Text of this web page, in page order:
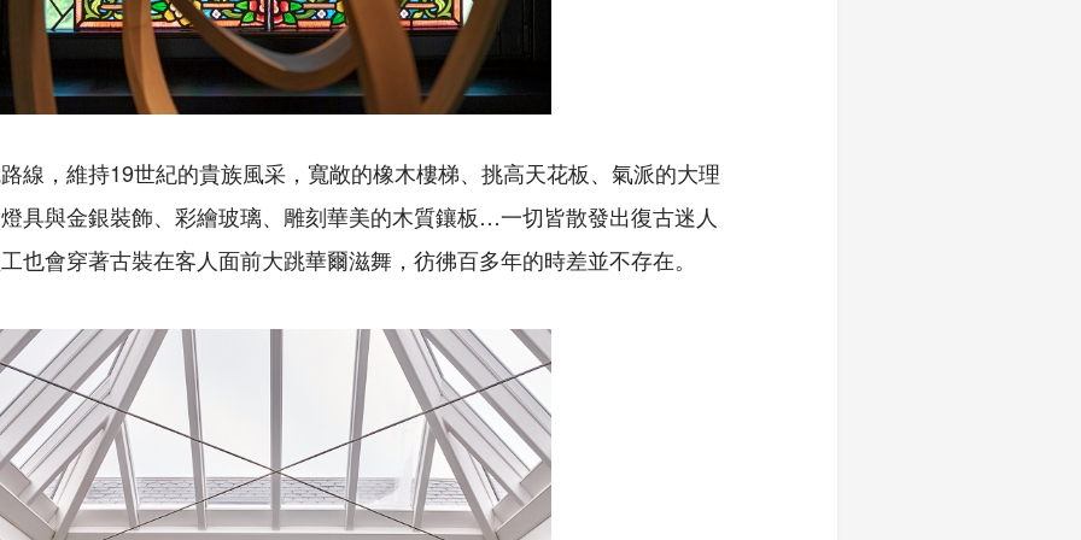
線，維持19世紀的貴族風采，寬敞的橡木樓梯、挑高天花板、氣派的大理
具與金銀裝飾、彩繪玻璃、雕刻華美的木質鑲板…一切皆散發出復古迷人
也會穿著古裝在客人面前大跳華爾滋舞，彷彿百多年的時差並不存在。